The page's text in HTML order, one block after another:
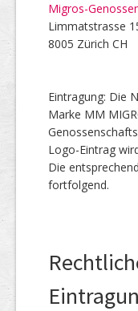
Migros-
Limmatstrasse
8005 Zürich CH
Eintragung: Die
Marke MM
Logo-Eintrag
Die
fortfolgend.